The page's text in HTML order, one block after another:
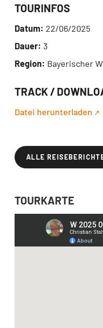
TOURINFOS
Datum: 22/06/2025
Dauer: 3
Region: Bayerischer
TRACK /
Datei herunterladen
ALLE
TOURKARTE